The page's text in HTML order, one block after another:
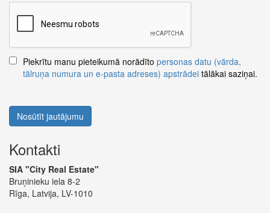
Piekrītu manu pieteikumā norādīto personas datu (vārda,
tālruņa numura un e-pasta adreses) apstrādei tālākai saziņai.
Nosūtīt jautājumu
Kontakti
SIA "City Real Estate"
Bruņinieku iela 8-2
Rīga, Latvija, LV-1010